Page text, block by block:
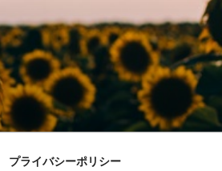
プライバシーポリシー